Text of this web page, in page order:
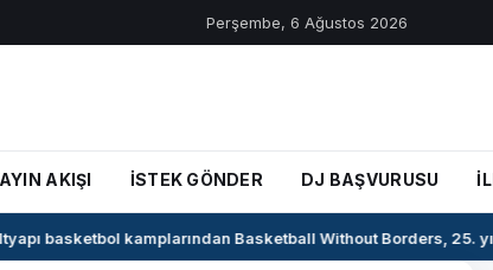
Perşembe, 6 Ağustos 2026
AKIŞI İSTEK GÖNDER DJ BAŞVURUSU
basketbol kamplarından Basketball Without Borders, 25.